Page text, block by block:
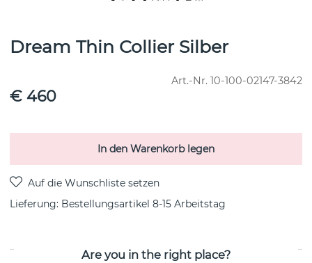
Dream Thin Collier Silber
Art.-Nr. 10-100-02147-3842
€ 460
In den Warenkorb legen
Lieferung: Bestellungsartikel 8-15 Arbeitstag
Are you in the right place?